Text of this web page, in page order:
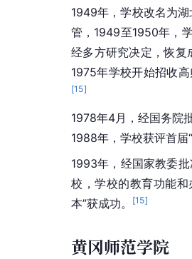
1949年，学校改名为
管，1949至1950年，
经多方研究决定，恢
1975年学校开始招收
[15]
1978年4月，经国务院
1988年，学校获评首届
1993年，经国家教委
校，学校的教育功能
本”获成功。
[15]
黄冈师范学院